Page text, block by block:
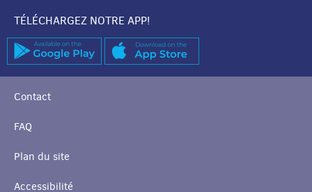
TÉLÉCHARGEZ NOTRE APP!
Contact
FAQ
Plan du site
Accessibilité